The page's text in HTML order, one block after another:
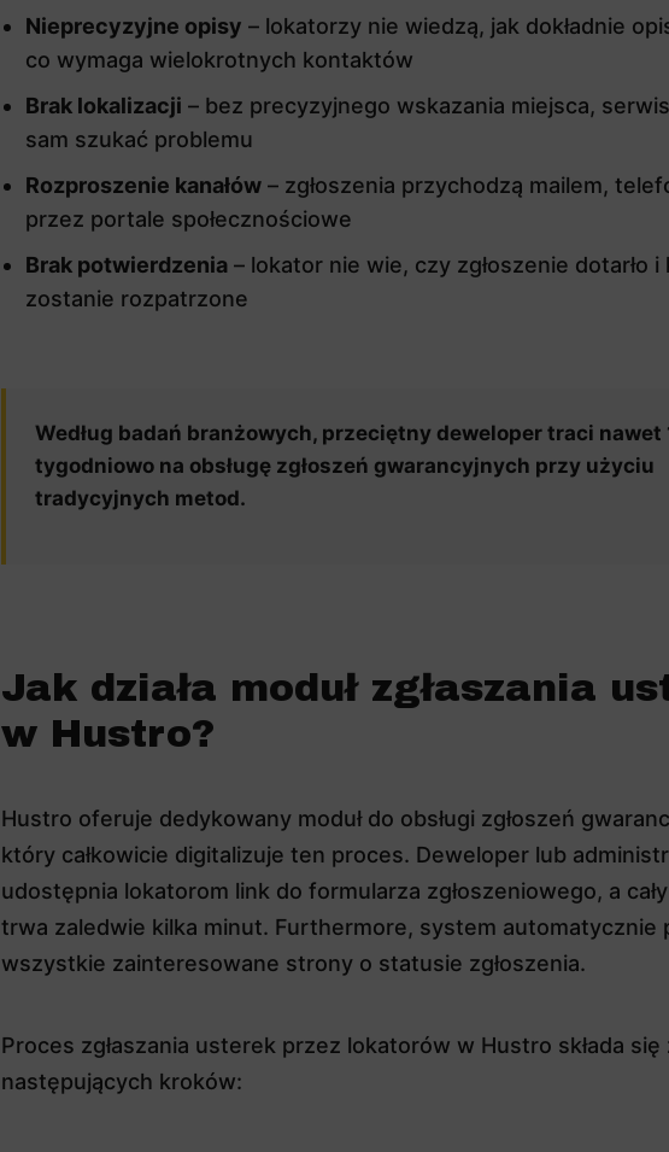
Nieprecyzyjne opisy – lokatorzy nie wiedzą, jak dokładnie
co wymaga wielokrotnych kontaktów
Brak lokalizacji – bez precyzyjnego wskazania miejsca,
sam szukać problemu
Rozproszenie kanałów – zgłoszenia przychodzą mailem,
przez portale społecznościowe
Brak potwierdzenia – lokator nie wie, czy zgłoszenie dotarło i
zostanie rozpatrzone
Według badań branżowych, przeciętny deweloper traci nawet
tygodniowo na obsługę zgłoszeń gwarancyjnych przy użyciu
tradycyjnych metod.
Jak działa moduł zgłaszania
w Hustro?
Hustro oferuje dedykowany moduł do obsługi zgłoszeń
który całkowicie digitalizuje ten proces. Deweloper lub
udostępnia lokatorom link do formularza zgłoszeniowego, a
trwa zaledwie kilka minut. Furthermore, system automatycznie
wszystkie zainteresowane strony o statusie zgłoszenia.
Proces zgłaszania usterek przez lokatorów w Hustro składa się
następujących kroków: